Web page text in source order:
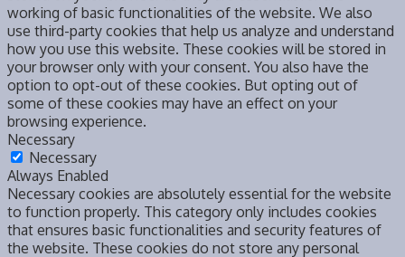
working of basic functionalities of the website. We also
use third-party cookies that help us analyze and understand
how you use this website. These cookies will be stored in
your browser only with your consent. You also have the
option to opt-out of these cookies. But opting out of
some of these cookies may have an effect on your
browsing experience.
Necessary
Necessary
Always Enabled
Necessary cookies are absolutely essential for the website
to function properly. This category only includes cookies
that ensures basic functionalities and security features of
the website. These cookies do not store any personal